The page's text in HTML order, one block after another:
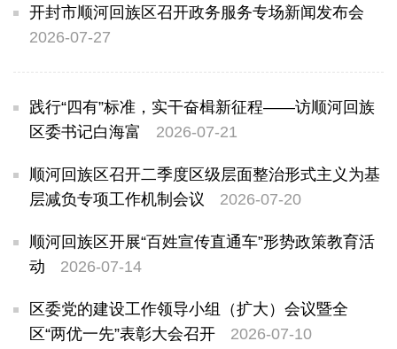
开封市顺河回族区召开政务服务专场新闻发布会
2026-07-27
践行“四有”标准，实干奋楫新征程——访顺河回族
区委书记白海富
2026-07-21
顺河回族区召开二季度区级层面整治形式主义为基
层减负专项工作机制会议
2026-07-20
顺河回族区开展“百姓宣传直通车”形势政策教育活
动
2026-07-14
区委党的建设工作领导小组（扩大）会议暨全
区“两优一先”表彰大会召开
2026-07-10